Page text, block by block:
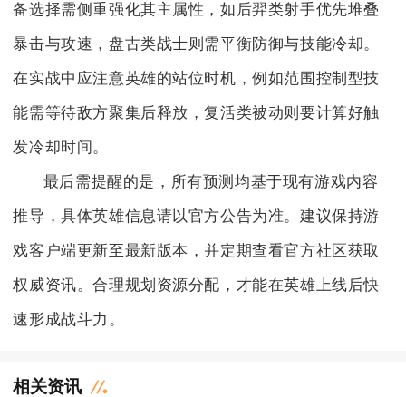
备选择需侧重强化其主属性，如后羿类射手优先堆叠
暴击与攻速，盘古类战士则需平衡防御与技能冷却。
在实战中应注意英雄的站位时机，例如范围控制型技
能需等待敌方聚集后释放，复活类被动则要计算好触
发冷却时间。
最后需提醒的是，所有预测均基于现有游戏内容
推导，具体英雄信息请以官方公告为准。建议保持游
戏客户端更新至最新版本，并定期查看官方社区获取
权威资讯。合理规划资源分配，才能在英雄上线后快
速形成战斗力。
相关资讯